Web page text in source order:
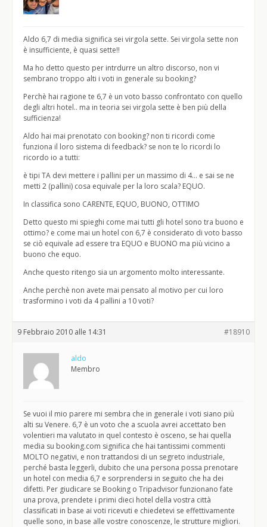
Aldo 6,7 di media significa sei virgola sette. Sei virgola sette non
è insufficiente, è quasi sette!!
Ma ho detto questo per intrdurre un altro discorso, non vi
sembrano troppo alti i voti in generale su booking?
Perchè hai ragione te 6,7 è un voto basso confrontato con quello
degli altri hotel.. ma in teoria sei virgola sette è ben più della
sufficienza!
Aldo hai mai prenotato con booking? non ti ricordi come
funziona il loro sistema di feedback? se non te lo ricordi lo
ricordo io a tutti:
è tipi TA devi mettere i pallini per un massimo di 4… e sai se ne
metti 2 (pallini) cosa equivale per la loro scala? EQUO.
In classifica sono CARENTE, EQUO, BUONO, OTTIMO
Detto questo mi spieghi come mai tutti gli hotel sono tra buono e
ottimo? e come mai un hotel con 6,7 è considerato di voto basso
se ciò equivale ad essere tra EQUO e BUONO ma più vicino a
buono che equo.
Anche questo ritengo sia un argomento molto interessante.
Anche perchè non avete mai pensato al motivo per cui loro
trasformino i voti da 4 pallini a 10 voti?
9 Febbraio 2010 alle 14:31 #18910
aldo
Membro
Se vuoi il mio parere mi sembra che in generale i voti siano più
alti su Venere. 6,7 è un voto che a scuola avrei accettato ben
volentieri ma valutato in quel contesto è osceno, se hai quella
media su booking.com significa che hai tantissimi commenti
MOLTO negativi, e non trattandosi di un segreto industriale,
perché basta leggerli, dubito che una persona possa prenotare
un hotel con media 6,7 e sorprendersi in seguito che ha dei
difetti. Per giudicare se Booking o Tripadvisor funzionano fate
una prova, prendete i primi dieci hotel della vostra città
classificati in base ai voti ricevuti e chiedetevi se effettivamente
quelle sono, in base alle vostre conoscenze, le strutture migliori.